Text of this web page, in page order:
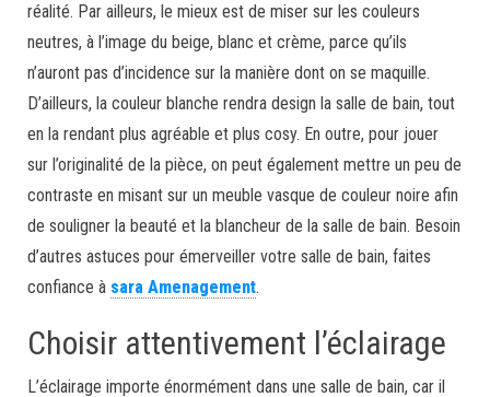
réalité. Par ailleurs, le mieux est de miser sur les couleurs
neutres, à l’image du beige, blanc et crème, parce qu’ils
n’auront pas d’incidence sur la manière dont on se maquille.
D’ailleurs, la couleur blanche rendra design la salle de bain, tout
en la rendant plus agréable et plus cosy. En outre, pour jouer
sur l’originalité de la pièce, on peut également mettre un peu de
contraste en misant sur un meuble vasque de couleur noire afin
de souligner la beauté et la blancheur de la salle de bain. Besoin
d’autres astuces pour émerveiller votre salle de bain, faites
confiance à sara Amenagement.
Choisir attentivement l’éclairage
L’éclairage importe énormément dans une salle de bain, car il